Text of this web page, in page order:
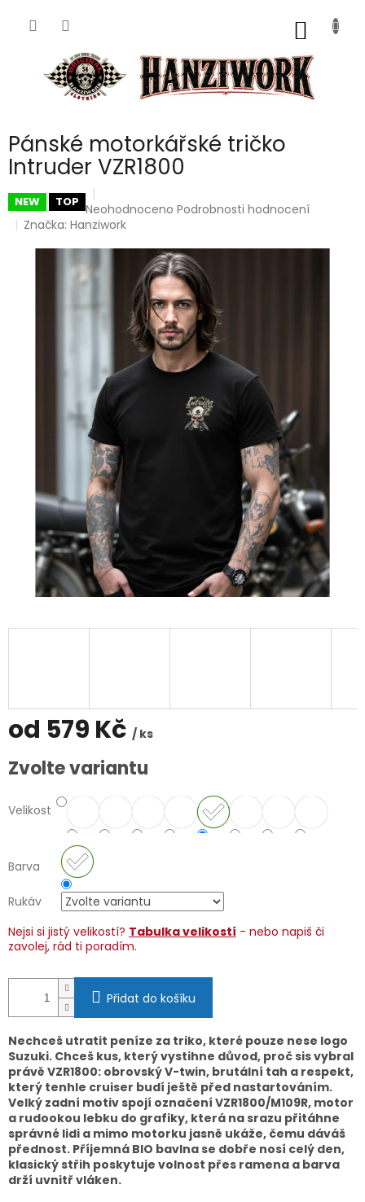
Pánské motorkářské tričko
Intruder VZR1800
NEW TOP Průměrné
hodnocení
0,0
5
hvězdiček.
Neohodnoceno Podrobnosti hodnocení
Značka:Hanziwork
od 579 Kč / ks
Měrná
cena:
Zvolte variantu
Velikost
Barva
Rukáv
Nejsi si jistý velikostí? Tabulka velikostí - nebo napiš či
zavolej, rád ti poradím.
Přidat do košíku
Nechceš utratit peníze za triko, které pouze nese logo
Suzuki. Chceš kus, který vystihne důvod, proč sis vybral
právě VZR1800: obrovský V-twin, brutální tah a respekt,
který tenhle cruiser budí ještě před nastartováním.
Velký zadní motiv spojí označení VZR1800/M109R, motor
a rudookou lebku do grafiky, která na srazu přitáhne
správné lidi a mimo motorku jasně ukáže, čemu dáváš
přednost. Příjemná BIO bavlna se dobře nosí celý den,
klasický střih poskytuje volnost přes ramena a barva
drží uvnitř vláken.